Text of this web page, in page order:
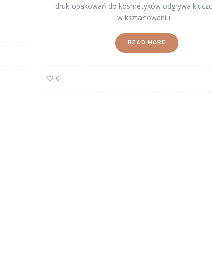
druk opakowań do kosmetyków odgrywa
w kształtowaniu…
READ MORE
0